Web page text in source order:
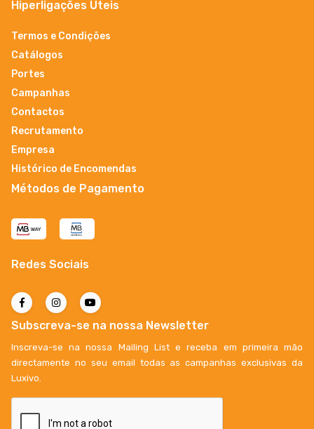
Hiperligações Úteis
Termos e Condições
Catálogos
Portes
Campanhas
Contactos
Recrutamento
Empresa
Histórico de Encomendas
Métodos de Pagamento
Redes Sociais
Subscreva-se na nossa Newsletter
Inscreva-se na nossa Mailing List e receba em primeira mão
directamente no seu email todas as campanhas exclusivas da
Luxivo.